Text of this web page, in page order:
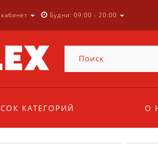
Будни: 09:00 - 20:00
КАТЕГОРИЙ О